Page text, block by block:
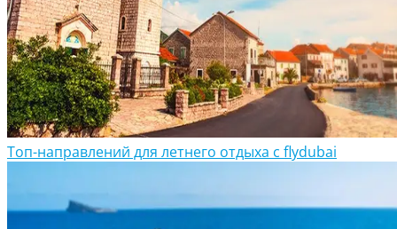
Топ-направлений для летнего отдыха с flydubai